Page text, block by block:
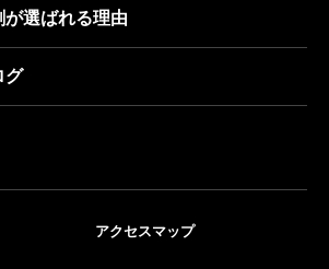
が選ばれる理由
グ
アクセスマップ